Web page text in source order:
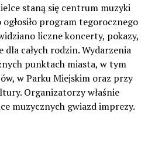
staną się centrum muzyki
program tegorocznego
liczne koncerty, pokazy,
całych rodzin. Wydarzenia
punktach miasta, w tym
w Parku Miejskim oraz przy
Organizatorzy właśnie
muzycznych gwiazd imprezy.